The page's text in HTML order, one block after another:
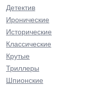
Детектив
Иронические
Исторические
Классические
Крутые
Триллеры
Шпионские